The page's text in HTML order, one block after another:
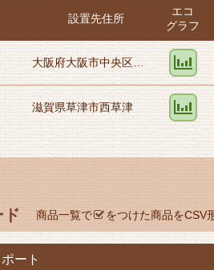
設置先住所
エコ
グラフ
大阪府大阪市中央区…
滋賀県草津市西草津
ド 商品一覧で をつけた商品をCSV
ート